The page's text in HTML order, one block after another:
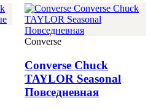
Converse
Converse Chuck
TAYLOR Seasonal
Повседневная